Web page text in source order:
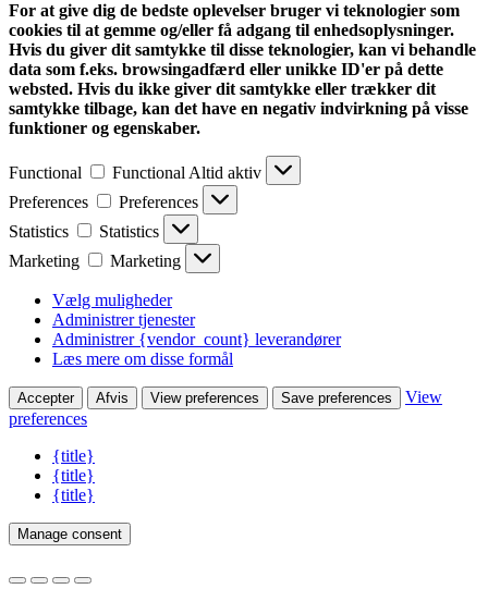
For at give dig de bedste oplevelser bruger vi teknologier som
cookies til at gemme og/eller få adgang til enhedsoplysninger.
Hvis du giver dit samtykke til disse teknologier, kan vi behandle
data som f.eks. browsingadfærd eller unikke ID'er på dette
websted. Hvis du ikke giver dit samtykke eller trækker dit
samtykke tilbage, kan det have en negativ indvirkning på visse
funktioner og egenskaber.
Functional Functional Altid aktiv
Preferences
Preferences
Statistics
Statistics
Marketing
Marketing
Vælg muligheder
Administrer tjenester
Administrer {vendor_count} leverandører
Læs mere om disse formål
Accepter Afvis View preferences Save preferences
View
preferences
{title}
{title}
{title}
Manage consent